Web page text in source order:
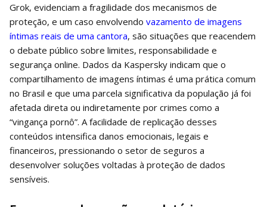
Grok, evidenciam a fragilidade dos mecanismos de
proteção, e um caso envolvendo vazamento de imagens
íntimas reais de uma cantora, são situações que reacendem
o debate público sobre limites, responsabilidade e
segurança online. Dados da Kaspersky indicam que o
compartilhamento de imagens íntimas é uma prática comum
no Brasil e que uma parcela significativa da população já foi
afetada direta ou indiretamente por crimes como a
“vingança pornô”. A facilidade de replicação desses
conteúdos intensifica danos emocionais, legais e
financeiros, pressionando o setor de seguros a
desenvolver soluções voltadas à proteção de dados
sensíveis.